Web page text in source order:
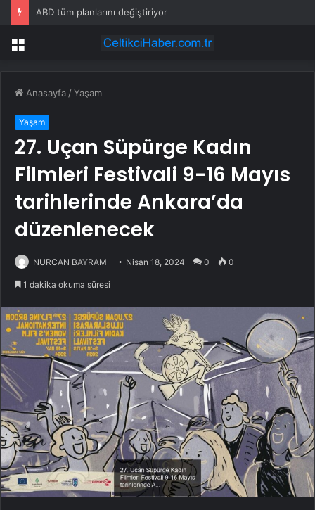
ABD tüm planlarını değiştiriyor
Menü
Anasayfa /Yaşam
Yaşam
27. Uçan Süpürge Kadın
Filmleri Festivali 9-16 Mayıs
tarihlerinde Ankara’da
düzenlenecek
NURCAN BAYRAM Nisan 18, 2024 0 0
1 dakika okuma süresi